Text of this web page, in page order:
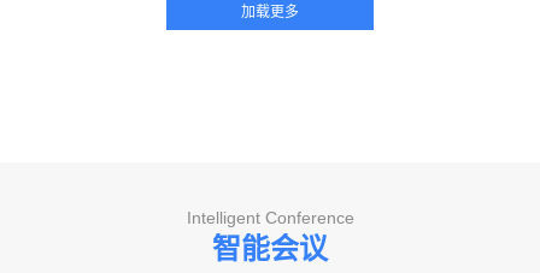
Intelligent Conference
智能会议